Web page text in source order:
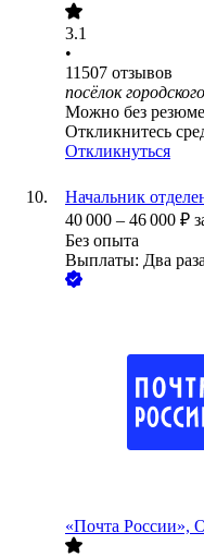
3.1
•
11507 отзывов
посёлок
Можно без резюме
Откликнитесь
Откликнуться
Начальник
40 000 – 46 000 ₽
Без опыта
Выплаты: Два
«Почта России»,